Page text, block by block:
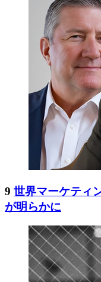
9 世界マーケティ
が明らかに